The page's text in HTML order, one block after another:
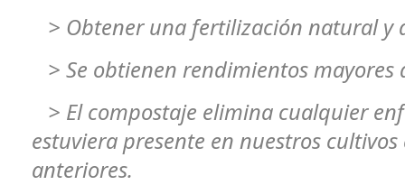
> Obtener una fertilización natural y
> Se obtienen rendimientos mayores
> El compostaje elimina cualquier
estuviera presente en nuestros cultivos
anteriores.